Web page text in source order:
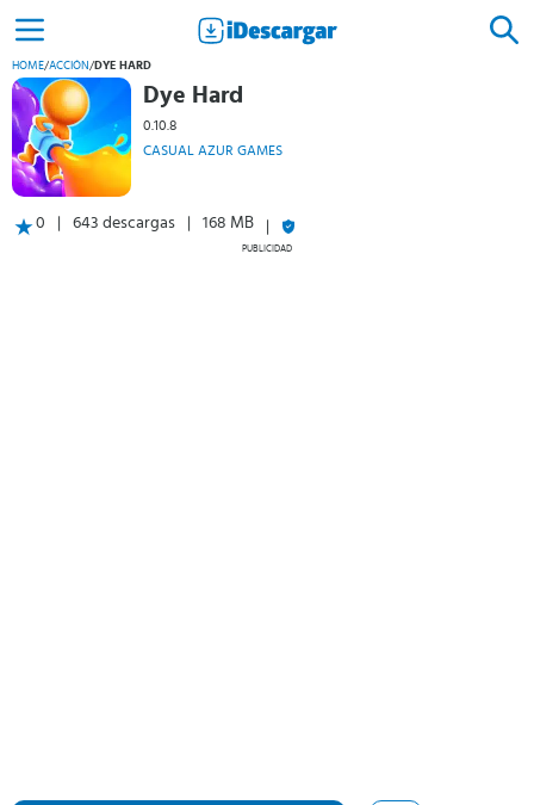
HOME/ACCIÓN/ DYE HARD
Dye Hard
0.10.8
CASUAL AZUR GAMES
0 643 descargas 168 MB
PUBLICIDAD